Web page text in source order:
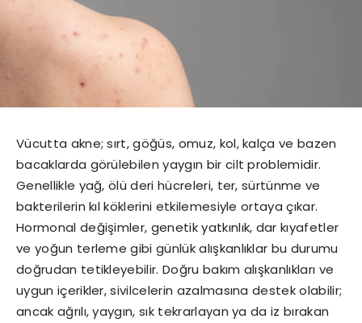
Vücutta akne; sırt, göğüs, omuz, kol, kalça ve bazen
bacaklarda görülebilen yaygın bir cilt problemidir.
Genellikle yağ, ölü deri hücreleri, ter, sürtünme ve
bakterilerin kıl köklerini etkilemesiyle ortaya çıkar.
Hormonal değişimler, genetik yatkınlık, dar kıyafetler
ve yoğun terleme gibi günlük alışkanlıklar bu durumu
doğrudan tetikleyebilir. Doğru bakım alışkanlıkları ve
uygun içerikler, sivilcelerin azalmasına destek olabilir;
ancak ağrılı, yaygın, sık tekrarlayan ya da iz bırakan